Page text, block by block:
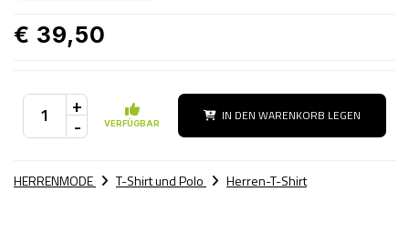
€ 39,50
+
- VERFÜGBAR IN DEN WARENKORB LEGEN
HERRENMODE T-Shirt und Polo Herren-T-Shirt